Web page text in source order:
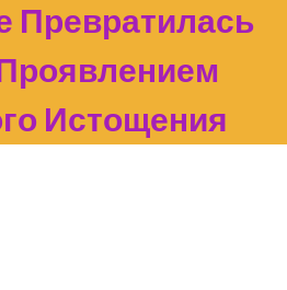
Превратилась
Истощения